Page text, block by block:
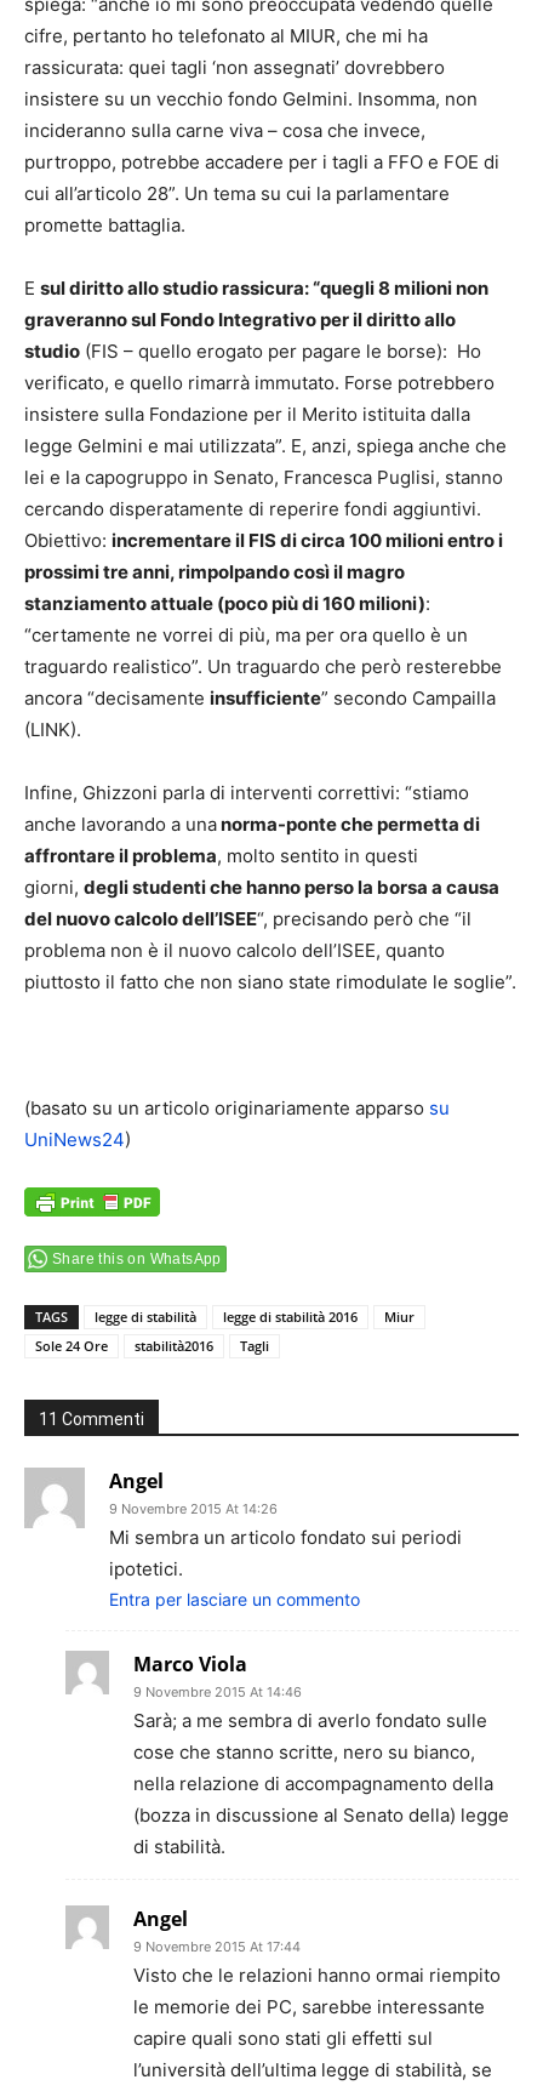
cifre, pertanto ho telefonato al MIUR, che mi ha
rassicurata: quei tagli ‘non assegnati’ dovrebbero
insistere su un vecchio fondo Gelmini. Insomma, non
incideranno sulla carne viva – cosa che invece,
purtroppo, potrebbe accadere per i tagli a FFO e FOE di
cui all’articolo 28”. Un tema su cui la parlamentare
promette battaglia.
E sul diritto allo studio rassicura: “quegli 8 milioninon
graveranno sul Fondo Integrativo per il diritto allo
studio (FIS – quello erogato per pagare le borse): Ho
verificato, e quello rimarrà immutato. Forse potrebbero
insistere sulla Fondazione per il Merito istituita dalla
legge Gelmini e mai utilizzata”. E, anzi, spiega anche che
lei e la capogruppo in Senato, Francesca Puglisi, stanno
cercando disperatamente di reperire fondi aggiuntivi.
Obiettivo: incrementare il FIS di circa 100 milioni entro i
prossimi tre anni, rimpolpando così il magro
stanziamento attuale (poco più di 160 milioni):
“certamente ne vorrei di più, ma per ora quello è un
traguardo realistico”. Un traguardo che però resterebbe
ancora “decisamente insufficiente” secondo Campailla
(LINK).
Infine, Ghizzoni parla di interventi correttivi: “stiamo
anche lavorando a unanorma-ponte che permetta di
affrontare il problema, molto sentito in questi
giorni, degli studenti che hanno perso la borsa a causa
del nuovo calcolo dell’ISEE“, precisando però che “il
problema non è il nuovo calcolo dell’ISEE, quanto
piuttosto il fatto che non siano state rimodulate le soglie”.
(basato su un articolo originariamente apparso su
UniNews24)
Share this on WhatsApp
TAGS legge di stabilità legge di stabilità 2016
Miur
Sole 24 Ore
stabilità2016 Tagli
11 Commenti
Angel
9 Novembre 2015 At 14:26
Mi sembra un articolo fondato sui periodi
ipotetici.
Entra per lasciare un commento
Marco Viola
9 Novembre 2015 At 14:46
Sarà; a me sembra di averlo fondato sulle
cose che stanno scritte, nero su bianco,
nella relazione di accompagnamento della
(bozza in discussione al Senato della) legge
di stabilità.
Angel
9 Novembre 2015 At 17:44
Visto che le relazioni hanno ormai riempito
le memorie dei PC, sarebbe interessante
capire quali sono stati gli effetti sul
l’università dell’ultima legge di stabilità, se